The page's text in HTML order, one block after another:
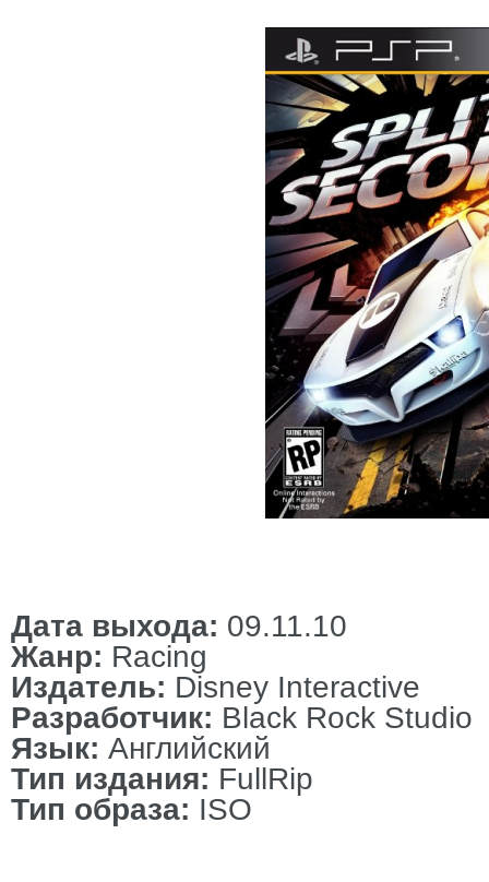
Дата выхода: 09.11.10
Жанр: Racing
Издатель: Disney Interactive
Разработчик: Black Rock Studio
Язык: Английский
Тип издания: FullRip
Тип образа: ISO